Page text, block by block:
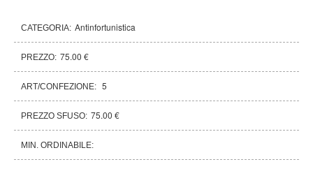
CATEGORIA: Antinfortunistica
PREZZO: 75.00 €
ART/CONFEZIONE: 5
PREZZO SFUSO: 75.00 €
MIN. ORDINABILE: